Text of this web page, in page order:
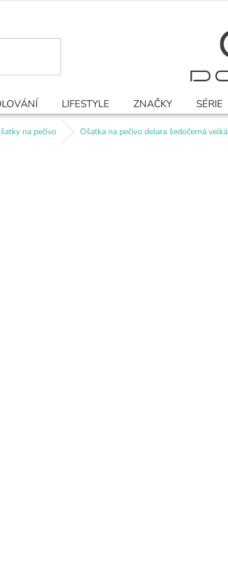
LIFESTYLE ZNAČKY SÉRIE
na pečivo Ošatka na pečivo delara šedočerná velká